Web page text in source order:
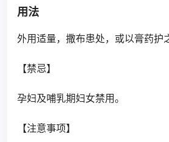
用法
外用适量，撒布患处，或以膏
【禁忌】
孕妇及哺乳期妇女禁用。
【注意事项】